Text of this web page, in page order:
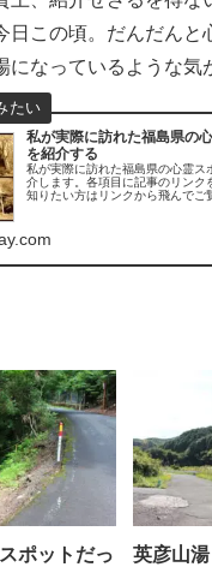
この頃。だんだんと
になっているような気
私が実際に訪れた福島県の
を紹介する
私が実際に訪れた福島県の心霊ス
介します。各項目に記事のリンク
知りたい方はリンクから飛んでご
ポットだっ
英彦山